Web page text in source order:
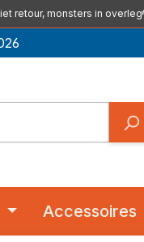
retour, monsters in overleg
Accessoires